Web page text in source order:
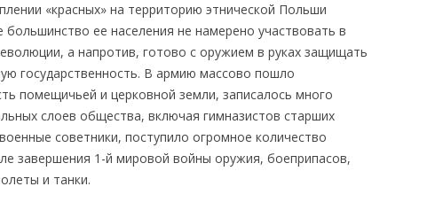
«красных» на территорию этнической Польши
ее населения не намерено участвовать в
а напротив, готово с оружием в руках защищать
государственность. В армию массово пошло
помещичьей и церковной земли, записалось много
слоев общества, включая гимназистов старших
советники, поступило огромное количество
завершения 1-й мировой войны оружия, боеприпасов,
и танки.